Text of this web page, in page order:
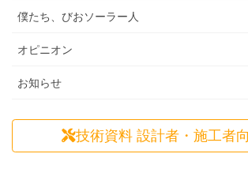
僕たち、びおソーラー人
オピニオン
お知らせ
技術資料 設計者・施工者